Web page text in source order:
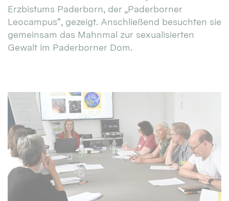
Erzbistums Paderborn, der „Paderborner
Leocampus“, gezeigt. Anschließend besuchten sie
gemeinsam das Mahnmal zur sexualisierten
Gewalt im Paderborner Dom.